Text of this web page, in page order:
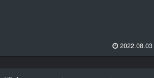
2022.08.03